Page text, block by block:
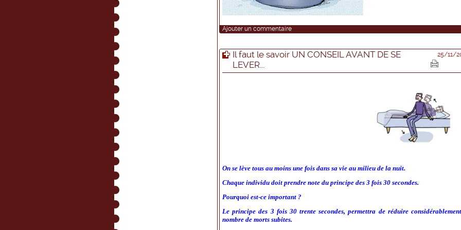
Ajouter un commentaire
Il faut le savoir UN CONSEIL AVANT DE SE
LEVER...
25/11/
On se lève tous au moins une fois dans sa vie au milieu de la nuit.
Chaque individu doit prendre note du principe des 3 fois 30 secondes.
Pourquoi est-ce important ?
Le principe des 3 fois 30 trente secondes, permettra de réduire
nombre de morts subites.